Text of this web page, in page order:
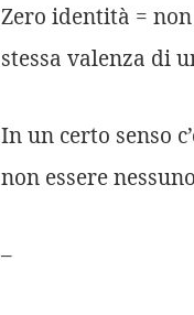
Zero identità =
stessa valenza di
In un certo senso
non essere
–